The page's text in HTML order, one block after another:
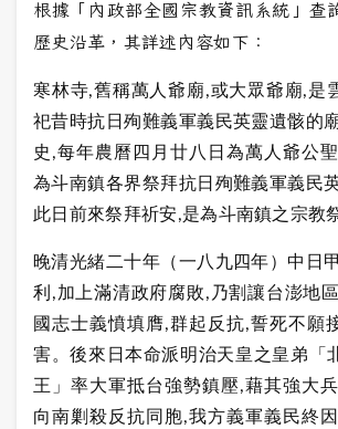
根據「內政部全國宗教資訊系統」查
歷史沿革，其詳述內容如下：
寒林寺,舊稱萬人爺廟,或大眾爺廟,是
祀昔時抗日殉難義軍義民英靈遺骸的
史,每年農曆四月廿八日為萬人爺公
為斗南鎮各界祭拜抗日殉難義軍義民
此日前來祭拜祈安,是為斗南鎮之宗教
晚清光緒二十年（一八九四年）中日
利,加上滿清政府腐敗,乃割讓台澎地
國志士義憤填膺,群起反抗,誓死不願
害。後來日本命派明治天皇之皇弟「
王」率大軍抵台強勢鎮壓,藉其強大
向南剿殺反抗同胞,我方義軍義民終